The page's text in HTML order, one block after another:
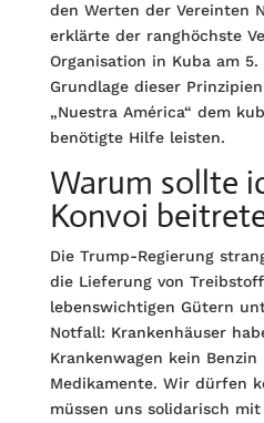
den Werten der Vereinten
erklärte der ranghöchste
Organisation in Kuba am
Grundlage dieser
„Nuestra América“ dem
benötigte Hilfe leisten.
Warum sollte
Konvoi
Die Trump-Regierung
die Lieferung von
lebenswichtigen Gütern
Notfall: Kranken­häuser
Krankenwagen kein
Medikamente. Wir dürfen
müssen uns solidarisch